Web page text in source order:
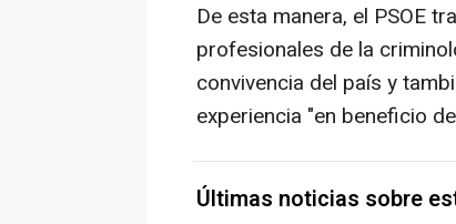
De esta manera, el PSOE
profesionales de la
convivencia del país y
experiencia "en beneficio
Últimas noticias sobre